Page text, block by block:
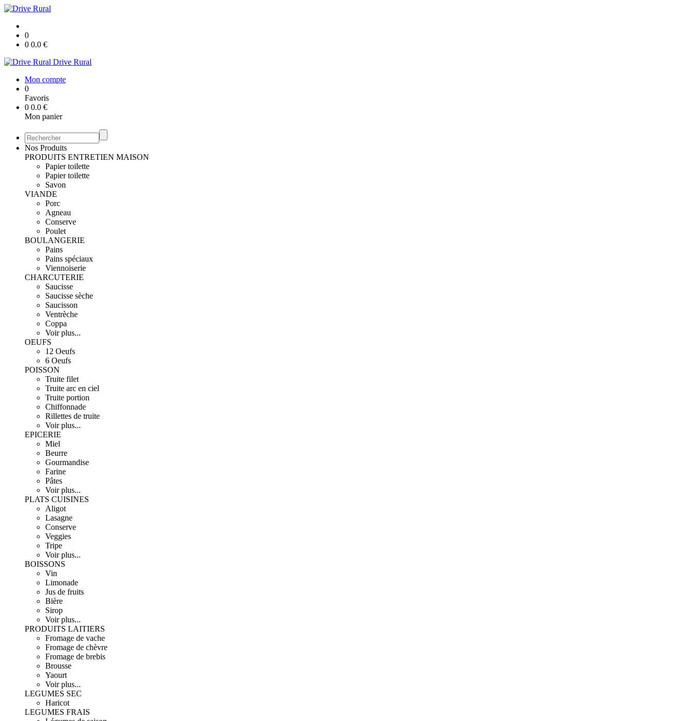
0
0 0.0 €
Drive Rural
Mon compte
0
Favoris
0 0.0 €
Mon panier
Nos Produits
PRODUITS ENTRETIEN MAISON
Papier toilette
Papier toilette
Savon
VIANDE
Porc
Agneau
Conserve
Poulet
BOULANGERIE
Pains
Pains spéciaux
Viennoiserie
CHARCUTERIE
Saucisse
Saucisse sèche
Saucisson
Ventrèche
Coppa
Voir plus...
OEUFS
12 Oeufs
6 Oeufs
POISSON
Truite filet
Truite arc en ciel
Truite portion
Chiffonnade
Rillettes de truite
Voir plus...
EPICERIE
Miel
Beurre
Gourmandise
Farine
Pâtes
Voir plus...
PLATS CUISINES
Aligot
Lasagne
Conserve
Veggies
Tripe
Voir plus...
BOISSONS
Vin
Limonade
Jus de fruits
Bière
Sirop
Voir plus...
PRODUITS LAITIERS
Fromage de vache
Fromage de chèvre
Fromage de brebis
Brousse
Yaourt
Voir plus...
LEGUMES SEC
Haricot
LEGUMES FRAIS